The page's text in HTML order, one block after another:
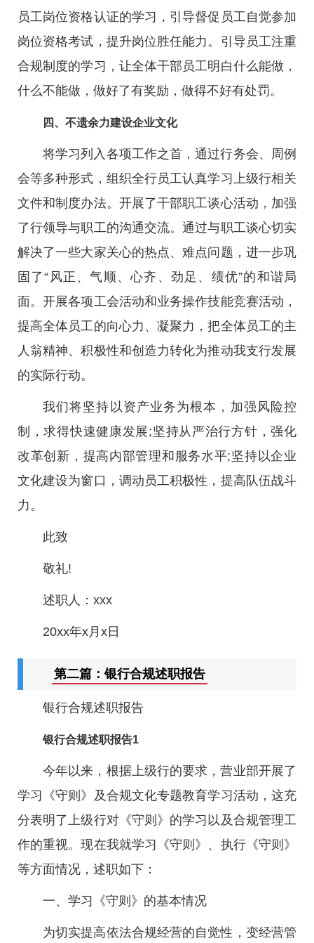
员工岗位资格认证的学习，引导督促员工自觉参加
岗位资格考试，提升岗位胜任能力。引导员工注重
合规制度的学习，让全体干部员工明白什么能做，
什么不能做，做好了有奖励，做得不好有处罚。
四、不遗余力建设企业文化
将学习列入各项工作之首，通过行务会、周例
会等多种形式，组织全行员工认真学习上级行相关
文件和制度办法。开展了干部职工谈心活动，加强
了行领导与职工的沟通交流。通过与职工谈心切实
解决了一些大家关心的热点、难点问题，进一步巩
固了“风正、气顺、心齐、劲足、绩优”的和谐局
面。开展各项工会活动和业务操作技能竞赛活动，
提高全体员工的向心力、凝聚力，把全体员工的主
人翁精神、积极性和创造力转化为推动我支行发展
的实际行动。
我们将坚持以资产业务为根本，加强风险控
制，求得快速健康发展;坚持从严治行方针，强化
改革创新，提高内部管理和服务水平;坚持以企业
文化建设为窗口，调动员工积极性，提高队伍战斗
力。
此致
敬礼!
述职人：xxx
20xx年x月x日
第二篇：银行合规述职报告
银行合规述职报告
银行合规述职报告1
今年以来，根据上级行的要求，营业部开展了
学习《守则》及合规文化专题教育学习活动，这充
分表明了上级行对《守则》的学习以及合规管理工
作的重视。现在我就学习《守则》、执行《守则》
等方面情况，述职如下：
一、学习《守则》的基本情况
为切实提高依法合规经营的自觉性，变经营管